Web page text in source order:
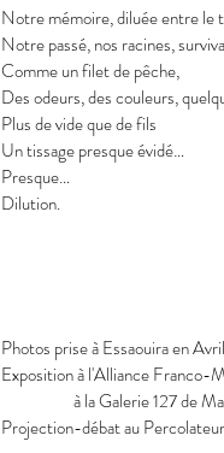
Notre mémoire, diluée entre le
Notre passé, nos racines,
Comme un filet de pêche,
Des odeurs, des couleurs,
Plus de vide que de fils
Un tissage presque évidé…
Presque…
Dilution.
Michaël
Photos prise à Essaouira en
Exposition à l'Alliance Franco-
à la Galerie 127 de
Projection-débat au